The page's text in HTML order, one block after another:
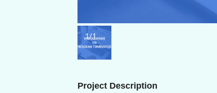
1/1
Project Description